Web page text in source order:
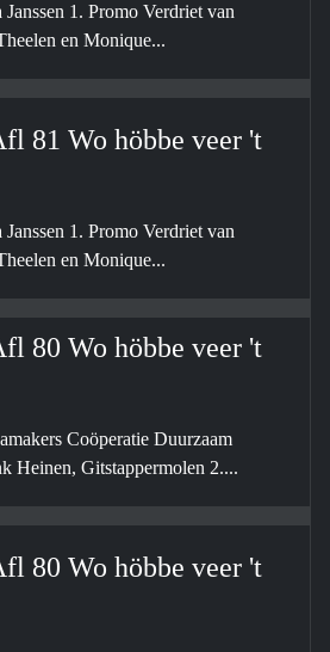
Janssen 1. Promo Verdriet van
en Monique...
81 Wo höbbe veer 't
Janssen 1. Promo Verdriet van
en Monique...
80 Wo höbbe veer 't
Coöperatie Duurzaam
Heinen, Gitstappermolen 2....
80 Wo höbbe veer 't